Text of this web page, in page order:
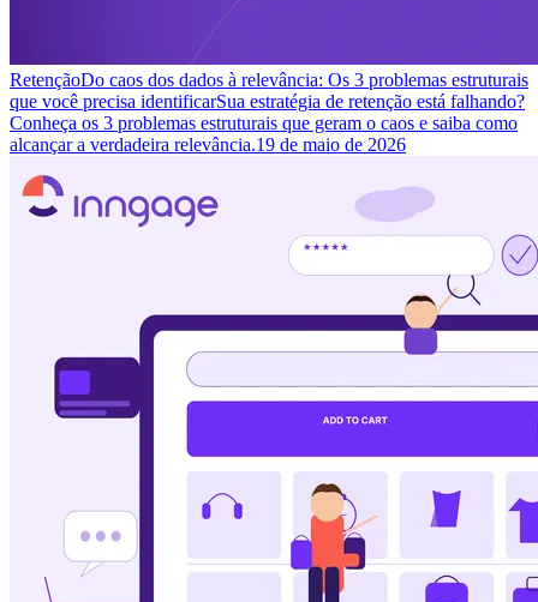
RetençãoDo caos dos dados à relevância: Os 3 problemas estruturais
que você precisa identificarSua estratégia de retenção está falhando?
Conheça os 3 problemas estruturais que geram o caos e saiba como
alcançar a verdadeira relevância.19 de maio de 2026